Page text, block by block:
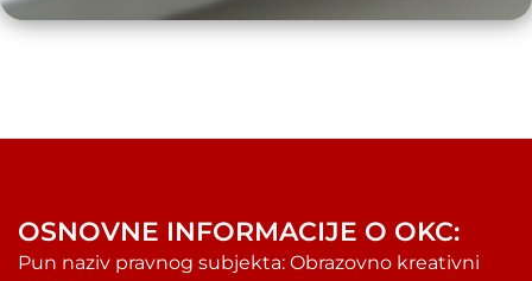
OSNOVNE INFORMACIJE O OKC:
Pun naziv pravnog subjekta: Obrazovno kreativni